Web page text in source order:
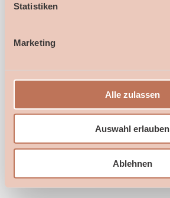
Statistiken
Marketing
Alle zulassen
Auswahl erlauben
Ablehnen